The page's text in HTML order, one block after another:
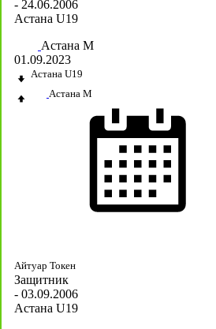
- 24.06.2006
Астана U19
Астана М
01.09.2023
Астана U19
Астана М
Айтуар Токен
Защитник
- 03.09.2006
Астана U19